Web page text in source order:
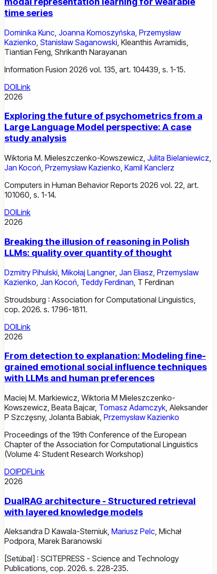
time series
Dominika Kunc Joanna Komoszyńska Przemysław
Kazienko Stanisław Saganowski Kleanthis Avramidis
Tiantian Feng Shrikanth Narayanan
Information Fusion 2026 vol. 135, art. 104439, s. 1-15.
DOILink
2026
Exploring the future of psychometrics from a
Large Language Model perspective: A case
study analysis
Wiktoria M. Mieleszczenko-Kowszewicz, Julita Bielaniewicz,
Jan Kocoń, Przemysław Kazienko, Kamil Kanclerz
Computers in Human Behavior Reports 2026 vol. 22, art.
101060, s. 1-14.
DOILink
2026
Breaking the illusion of reasoning in Polish
LLMs: quality over quantity of thought
Dzmitry Pihulski Mikołaj Langner, Jan Eliasz Przemyslaw
Kazienko Jan Kocoń Teddy Ferdinan T Ferdinan
Stroudsburg : Association for Computational Linguistics,
cop. 2026. s. 1796-1811.
DOILink
2026
From detection to explanation: Modeling fine-
grained emotional social influence techniques
with LLMs and human preferences
Maciej M. Markiewicz Wiktoria M Mieleszczenko-
Kowszewicz Beata Bajcar, Tomasz Adamczyk Aleksander
P Szczęsny, Jolanta Babiak Przemysław Kazienko
Proceedings of the 19th Conference of the European
Chapter of the Association for Computational Linguistics
(Volume 4: Student Research Workshop)
DOIPDFLink
2026
DualRAG architecture - Structured retrieval
with layered knowledge models
Aleksandra D Kawala-Sterniuk, Mariusz Pelc, Michał
Podpora, Marek Baranowski
[Setúbal] : SCITEPRESS - Science and Technology
Publications, cop. 2026. s. 228-235.